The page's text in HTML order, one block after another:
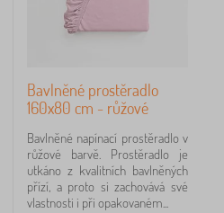
Bavlněné prostěradlo
160x80 cm - růžové
Bavlněné napínací prostěradlo v
růžové barvě. Prostěradlo je
utkáno z kvalitních bavlněných
přízí, a proto si zachovává své
vlastnosti i při opakovaném...